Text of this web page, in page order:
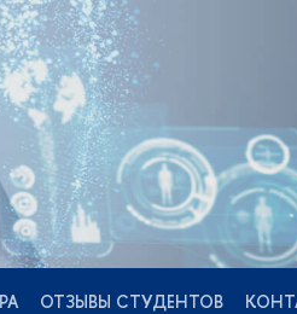
ОТЗЫВЫ СТУДЕНТОВ